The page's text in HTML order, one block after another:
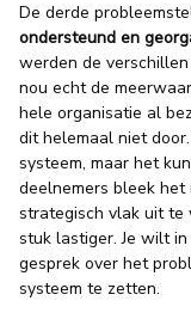
De derde
ondersteund en
werden de
nou echt de
hele organisatie al
dit helemaal niet
systeem, maar het
deelnemers bleek het
strategisch vlak uit te
stuk lastiger. Je wilt
gesprek over het
systeem te zetten.